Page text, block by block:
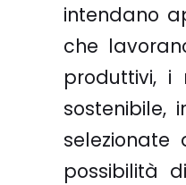
intendano
che
produttivi, i
sostenibile,
possibilità